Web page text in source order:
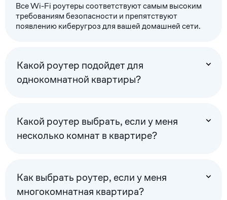
Все Wi-Fi роутеры соответствуют самым высоким
требованиям безопасности и препятствуют
появлению киберугроз для вашей домашней сети.
Какой роутер подойдет для
однокомнатной квартиры?
Какой роутер выбрать, если у меня
несколько комнат в квартире?
Как выбрать роутер, если у меня
многокомнатная квартира?